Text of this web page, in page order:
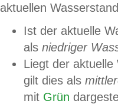
aktuellen
Ist der aktuelle
als niedriger
Liegt der
gilt dies als
mit Grün